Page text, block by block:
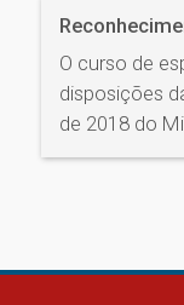
O curso de
disposições
de 2018 do